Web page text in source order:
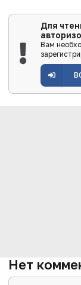
Для
Вам
Нет